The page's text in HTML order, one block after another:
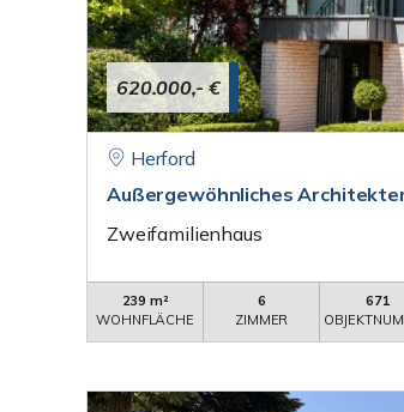
620.000,- €
Herford
Außergewöhnliches
Zweifamilienhaus
239 m²
WOHNFLÄCHE
6
ZIMMER
671